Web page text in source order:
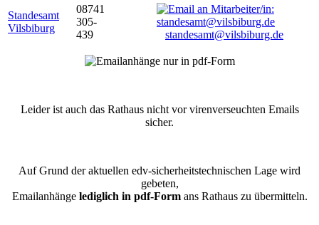
Standesamt
Vilsbiburg
08741
305-
439
standesamt@vilsbiburg.de
Leider ist auch das Rathaus nicht vor virenverseuchten Emails
sicher.
Auf Grund der aktuellen edv-sicherheitstechnischen Lage wird
gebeten,
Emailanhänge lediglich in pdf-Formans Rathaus zu übermitteln.